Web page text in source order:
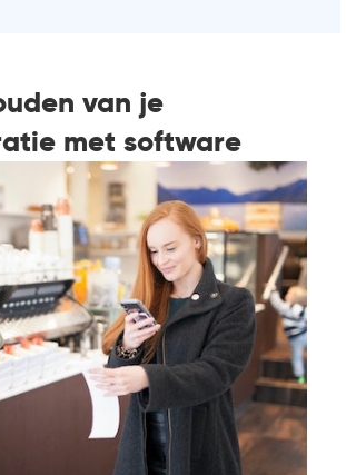
van je
met software